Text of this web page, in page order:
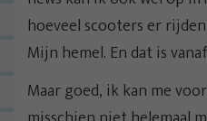
hoeveel scooters er
Mijn hemel. En dat is
Maar goed, ik kan me